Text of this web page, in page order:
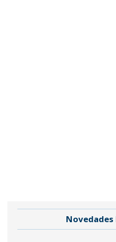
Novedades